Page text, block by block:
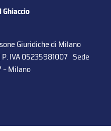
Giuridiche di Milano
P. IVA 05235981007 Sede
– Milano